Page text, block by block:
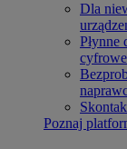
Dla
Płynne
cyfrowe
Poznaj